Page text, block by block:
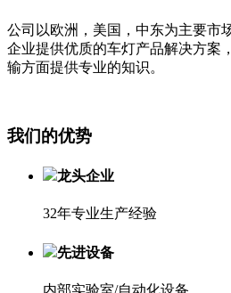
公司以欧洲，美国，中东为主要市
企业提供优质的车灯产品解决方案
输方面提供专业的知识。
我们的优势
龙头企业
32年专业生产经验
先进设备
内部实验室/自动化设备